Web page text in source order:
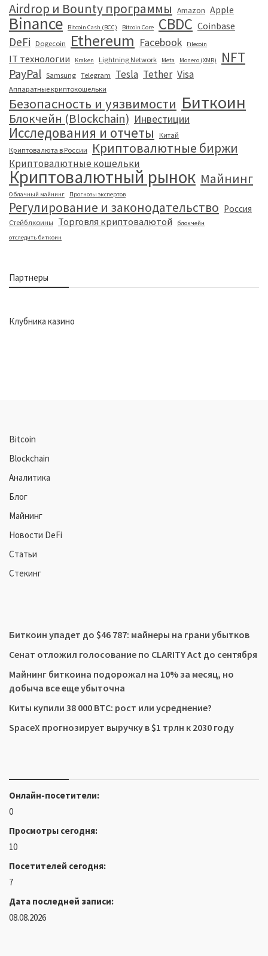
Airdrop и Bounty программы Amazon Apple
Binance Bitcoin Cash (BCC) Bitcoin Core CBDC Coinbase
DeFi Dogecoin Ethereum Facebook Filecoin
IT технологии Kraken Lightning Network Meta Monero (XMR) NFT
PayPal Samsung Telegram Tesla Tether Visa
Аппаратные криптокошельки
Безопасность и уязвимости Биткоин
Блокчейн (Blockchain) Инвестиции
Исследования и отчеты
Китай
Криптовалюта в России
Криптовалютные биржи
Криптовалютные кошельки
Криптовалютный рынок Майнинг
Облачный майнинг Прогнозы экспертов
Регулирование и законодательство Россия
Стейблкоины Торговля криптовалютой
блокчейн
отследить биткоин
Партнеры
Клубника казино
Bitcoin
Blockchain
Аналитика
Блог
Майнинг
Новости DeFi
Статьи
Стекинг
Биткоин упадет до $46 787: майнеры на грани убытков
Сенат отложил голосование по CLARITY Act до сентября
Майнинг биткоина подорожал на 10% за месяц, но
добыча все еще убыточна
Киты купили 38 000 BTC: рост или усреднение?
SpaceX прогнозирует выручку в $1 трлн к 2030 году
Онлайн-посетители:
0
Просмотры сегодня:
10
Посетителей сегодня:
7
Дата последней записи:
08.08.2026